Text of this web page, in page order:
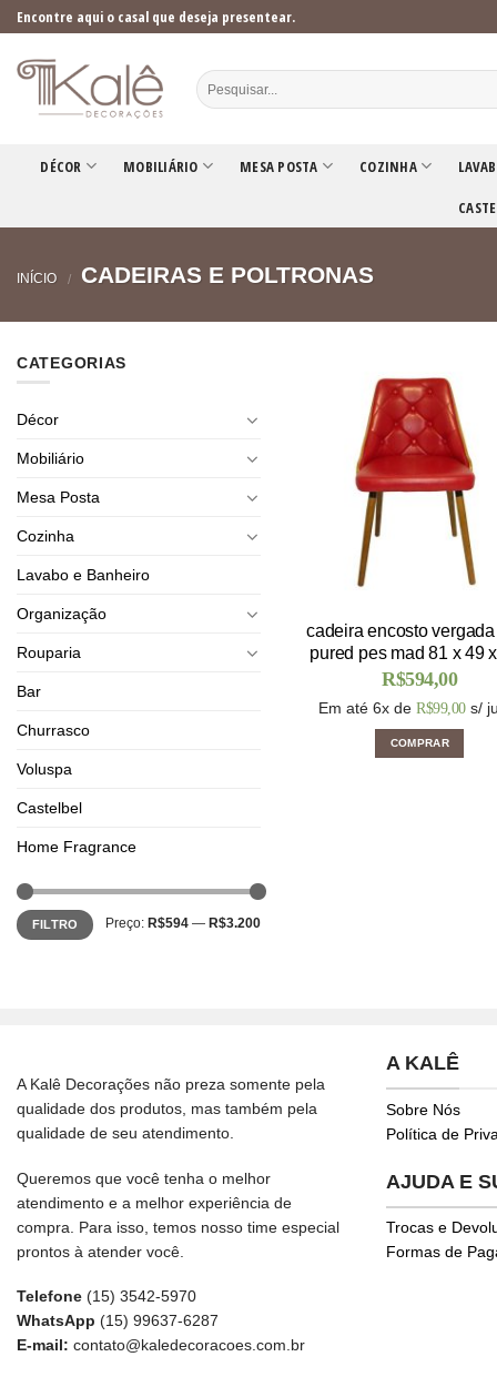
Skip
to
content
Encontre aqui o casal que deseja presentear.
DÉCOR MOBILIÁRIO MESA POSTA COZINHA
INÍCIO / CADEIRAS E POLTRONAS
CATEGORIAS
Décor
Mobiliário
Mesa Posta
Cozinha
Lavabo e Banheiro
Organização
Rouparia
Bar
Churrasco
Voluspa
Castelbel
Home Fragrance
FILTRO Preço: R$594 — R$3.200
cadeira encosto vergada
pured pes mad 81 x 49
R$594,00
Em até 6x deR$99,00 s/
COMPRAR
A Kalê Decorações não preza somente pela
qualidade dos produtos, mas também pela
qualidade de seu atendimento.
Queremos que você tenha o melhor
atendimento e a melhor experiência de
compra. Para isso, temos nosso time especial
prontos à atender você.
Telefone (15) 3542-5970
WhatsApp (15) 99637-6287
E-mail: contato@kaledecoracoes.com.br
A KALÊ
Sobre Nós
Política de
AJUDA E
Trocas e
Formas de